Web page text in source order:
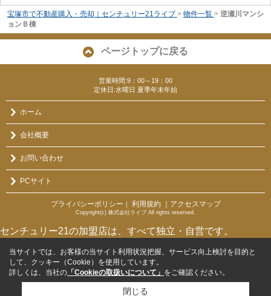
宝塚市で不動産購入・売却｜センチュリー21ライブ > 物件一覧 > 逆瀬川マンシ
ョンＢ棟
ページトップに戻る
営業時間:9：00～19：00
定休日:水曜日 夏季年末年始
ホーム
会社概要
お問い合わせ
PCサイト
プライバシーポリシー 利用規約 ｜アクセスマップ
Copyright(c) 株式会社ライブ All rights reserved.
センチュリー21の加盟店は、すべて独立・自営です。
当サイトでは、お客様の当サイト利用状況把握、サービス向上検討を目的と
して、クッキー（Cookie）を使用しています。
詳しくは、当社の 「Cookieの取扱いについて」 をご確認ください。
閉じる